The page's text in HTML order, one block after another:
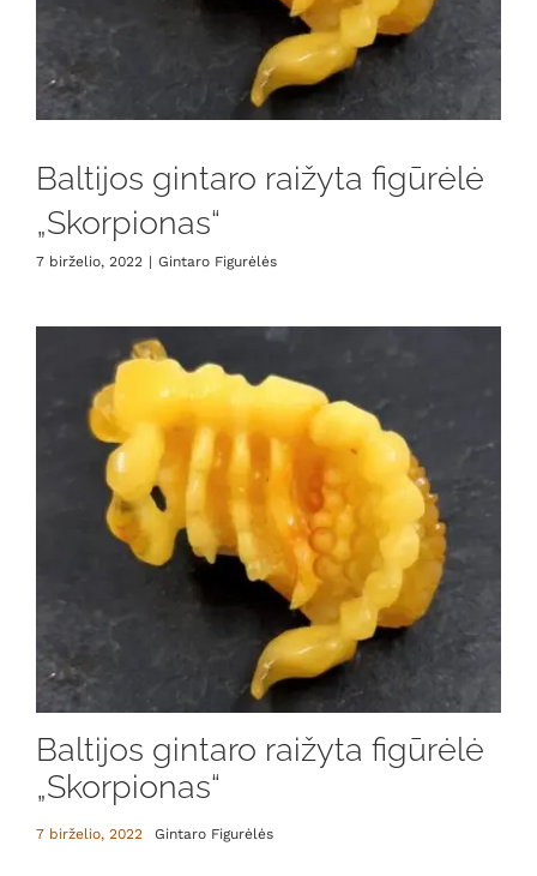
Baltijos gintaro raižyta figūrėlė
„Skorpionas“
7 birželio, 2022 | Gintaro Figurėlės
Baltijos gintaro raižyta figūrėlė
„Skorpionas“
7 birželio, 2022 Gintaro Figurėlės